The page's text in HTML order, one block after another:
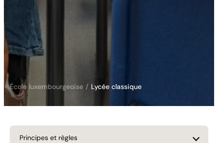
École luxembourgeoise / Lycée classique
Principes et règles